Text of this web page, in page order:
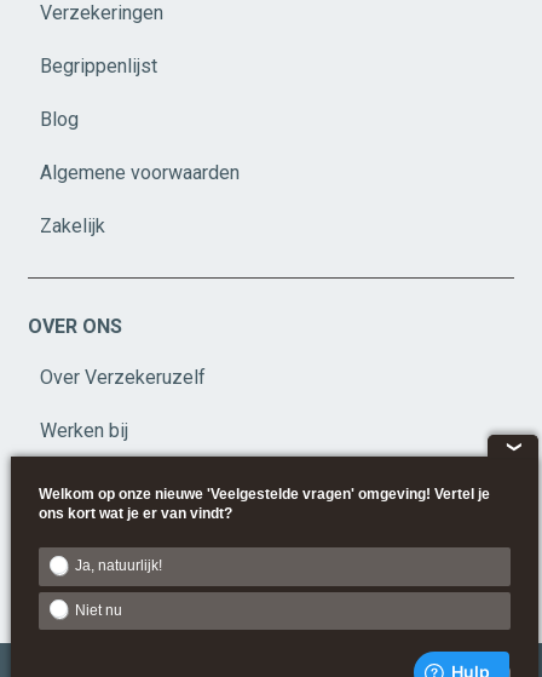
Verzekeringen
Begrippenlijst
Blog
Algemene voorwaarden
Zakelijk
OVER ONS
Over Verzekeruzelf
Werken bij
Privacy
Beleid
❮
Welkom op onze nieuwe 'Veelgestelde vragen' omgeving! Vertel je
ons kort wat je er van vindt?
Ja, natuurlijk!
Niet nu